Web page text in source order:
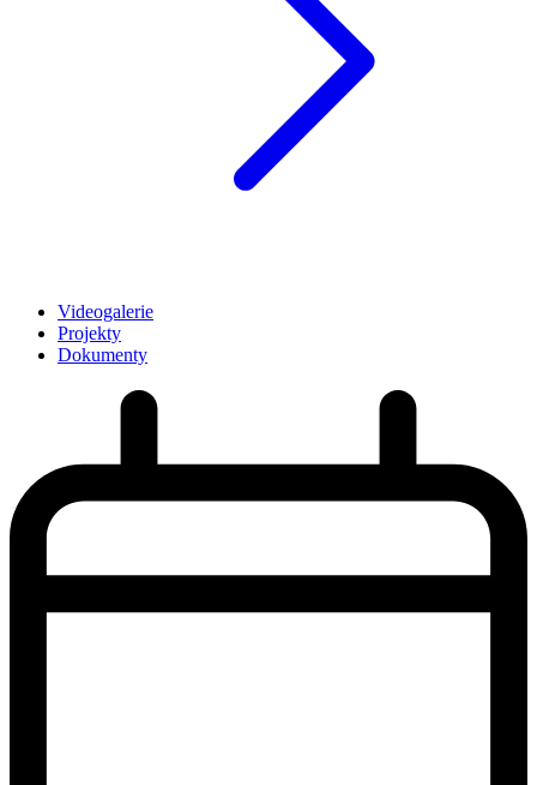
Videogalerie
Projekty
Dokumenty